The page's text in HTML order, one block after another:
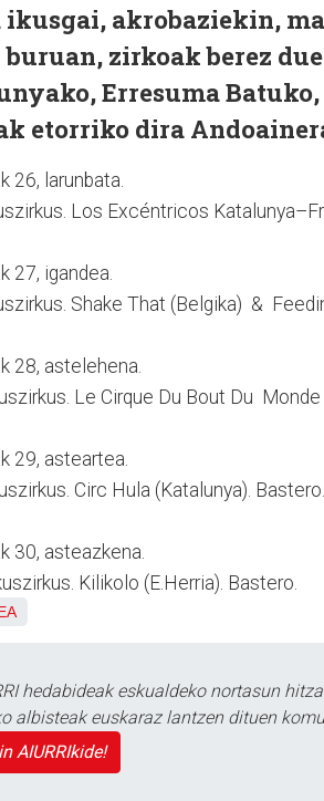
ikusgai, akrobaziekin,
buruan, zirkoak berez
Erresuma
etorriko dira
26, larunbata.
Los Excéntricos
27, igandea.
Shake That (Belgika) &
28, astelehena.
Le Cirque Du Bout Du Monde
29, asteartea.
Circ Hula (Katalunya). Bastero.
30, asteazkena.
Kilikolo (E.Herria). Bastero.
hedabideak eskualdeko nortasun
albisteak euskaraz lantzen dituen
AIURRIkide!